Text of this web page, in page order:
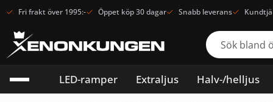
Fri frakt över 1995:- Öppet köp 30 dagar Snabb leverans
LED-ramper Extraljus Halv-/helljus